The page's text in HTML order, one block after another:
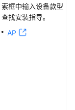
索框中输入设备款型
查找安装指导。
AP